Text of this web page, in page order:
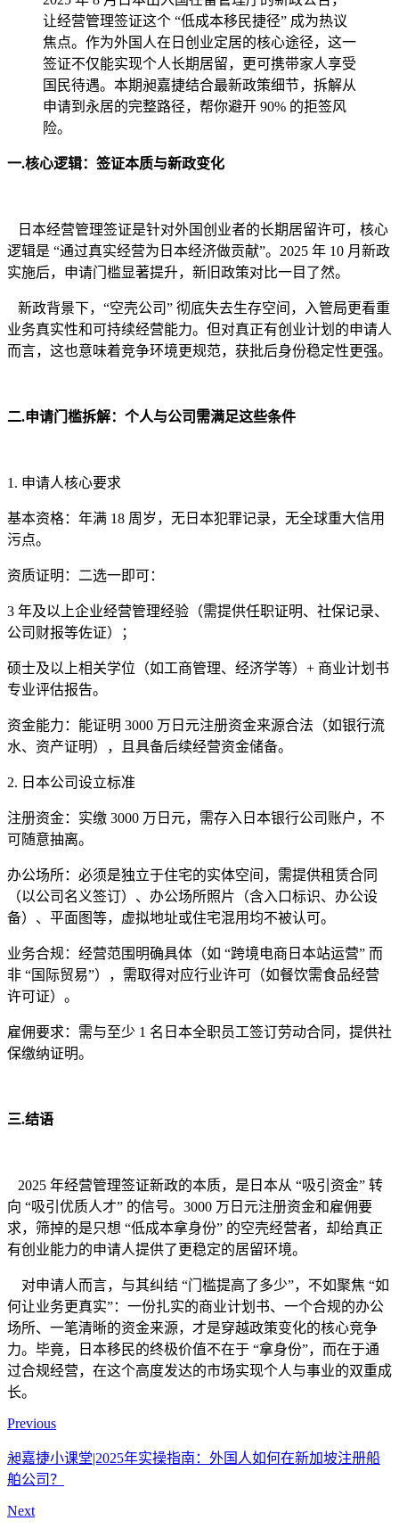
让经营管理签证这个 “低成本移民捷径” 成为热议
焦点。作为外国人在日创业定居的核心途径，这一
签证不仅能实现个人长期居留，更可携带家人享受
国民待遇。本期昶嘉捷结合最新政策细节，拆解从
申请到永居的完整路径，帮你避开 90% 的拒签风
险。
一.核心逻辑：签证本质与新政变化
日本经营管理签证是针对外国创业者的长期居留许可，核心
逻辑是 “通过真实经营为日本经济做贡献”。2025 年 10 月新政
实施后，申请门槛显著提升，新旧政策对比一目了然。
新政背景下，“空壳公司” 彻底失去生存空间，入管局更看重
业务真实性和可持续经营能力。但对真正有创业计划的申请人
而言，这也意味着竞争环境更规范，获批后身份稳定性更强。
二.申请门槛拆解：个人与公司需满足这些条件
1. 申请人核心要求
基本资格：年满 18 周岁，无日本犯罪记录，无全球重大信用
污点。
资质证明：二选一即可：
3 年及以上企业经营管理经验（需提供任职证明、社保记录、
公司财报等佐证）；
硕士及以上相关学位（如工商管理、经济学等）+ 商业计划书
专业评估报告。
资金能力：能证明 3000 万日元注册资金来源合法（如银行流
水、资产证明），且具备后续经营资金储备。
2. 日本公司设立标准
注册资金：实缴 3000 万日元，需存入日本银行公司账户，不
可随意抽离。
办公场所：必须是独立于住宅的实体空间，需提供租赁合同
（以公司名义签订）、办公场所照片（含入口标识、办公设
备）、平面图等，虚拟地址或住宅混用均不被认可。
业务合规：经营范围明确具体（如 “跨境电商日本站运营” 而
非 “国际贸易”），需取得对应行业许可（如餐饮需食品经营
许可证）。
雇佣要求：需与至少 1 名日本全职员工签订劳动合同，提供社
保缴纳证明。
三.结语
2025 年经营管理签证新政的本质，是日本从 “吸引资金” 转
向 “吸引优质人才” 的信号。3000 万日元注册资金和雇佣要
求，筛掉的是只想 “低成本拿身份” 的空壳经营者，却给真正
有创业能力的申请人提供了更稳定的居留环境。
对申请人而言，与其纠结 “门槛提高了多少”，不如聚焦 “如
何让业务更真实”：一份扎实的商业计划书、一个合规的办公
场所、一笔清晰的资金来源，才是穿越政策变化的核心竞争
力。毕竟，日本移民的终极价值不在于 “拿身份”，而在于通
过合规经营，在这个高度发达的市场实现个人与事业的双重成
长。
Previous
昶嘉捷小课堂|2025年实操指南：外国人如何在新加坡注册船
舶公司？
Next